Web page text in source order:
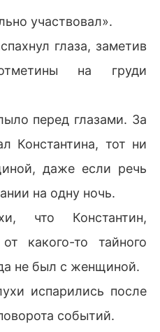
участвовал».
глаза, заметив
на груди
перед глазами. За
Константина, тот ни
даже если речь
на одну ночь.
что Константин,
какого-то тайного
не был с женщиной.
испарились после
событий.